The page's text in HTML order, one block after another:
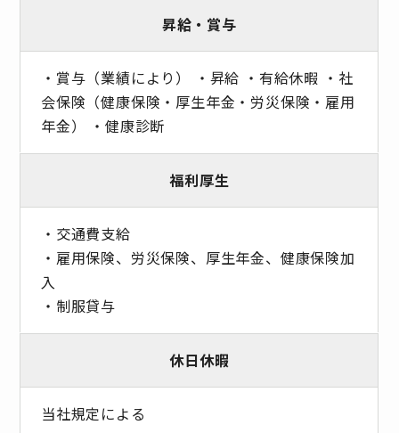
昇給・賞与
・賞与（業績により） ・昇給 ・有給休暇 ・社
会保険（健康保険・厚生年金・労災保険・雇用
年金） ・健康診断
福利厚生
・交通費支給
・雇用保険、労災保険、厚生年金、健康保険加
入
・制服貸与
休日休暇
当社規定による